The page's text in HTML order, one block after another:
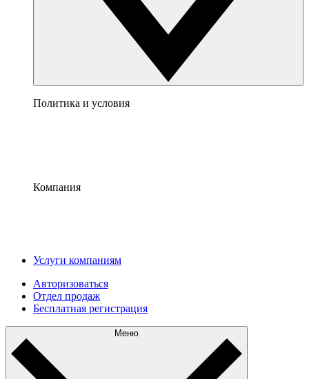
Политика и условия
Компания
Услуги компаниям
Авторизоваться
Отдел продаж
Бесплатная регистрация
Меню